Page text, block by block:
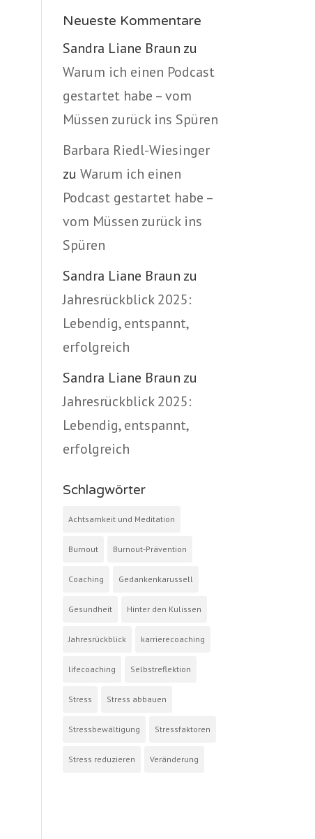
Neueste Kommentare
Sandra Liane Braun zu
Warum ich einen Podcast
gestartet habe – vom
Müssen zurück ins Spüren
Barbara Riedl-Wiesinger
zu Warum ich einen
Podcast gestartet habe –
vom Müssen zurück ins
Spüren
Sandra Liane Braun zu
Jahresrückblick 2025:
Lebendig, entspannt,
erfolgreich
Sandra Liane Braun zu
Jahresrückblick 2025:
Lebendig, entspannt,
erfolgreich
Schlagwörter
Achtsamkeit und Meditation
Burnout Burnout-Prävention
Coaching Gedankenkarussell
Gesundheit Hinter den Kulissen
Jahresrückblick karrierecoaching
lifecoaching Selbstreflektion
Stress Stress abbauen
Stressbewältigung Stressfaktoren
Stress reduzieren Veränderung